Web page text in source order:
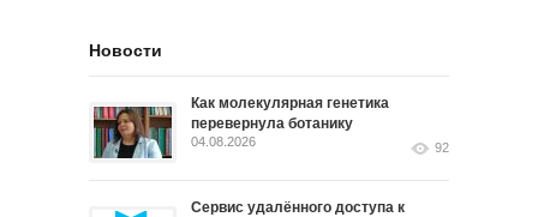
Новости
Как молекулярная генетика
перевернула ботанику
04.08.2026 92
Сервис удалённого доступа к